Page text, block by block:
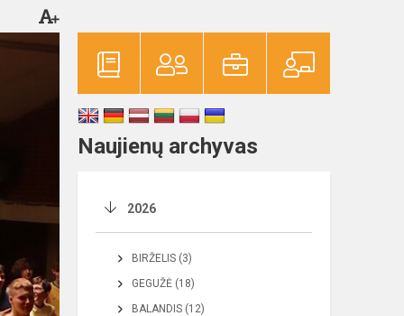
Naujienų archyvas
2026
BIRŽELIS (3)
GEGUŽĖ (18)
BALANDIS (12)